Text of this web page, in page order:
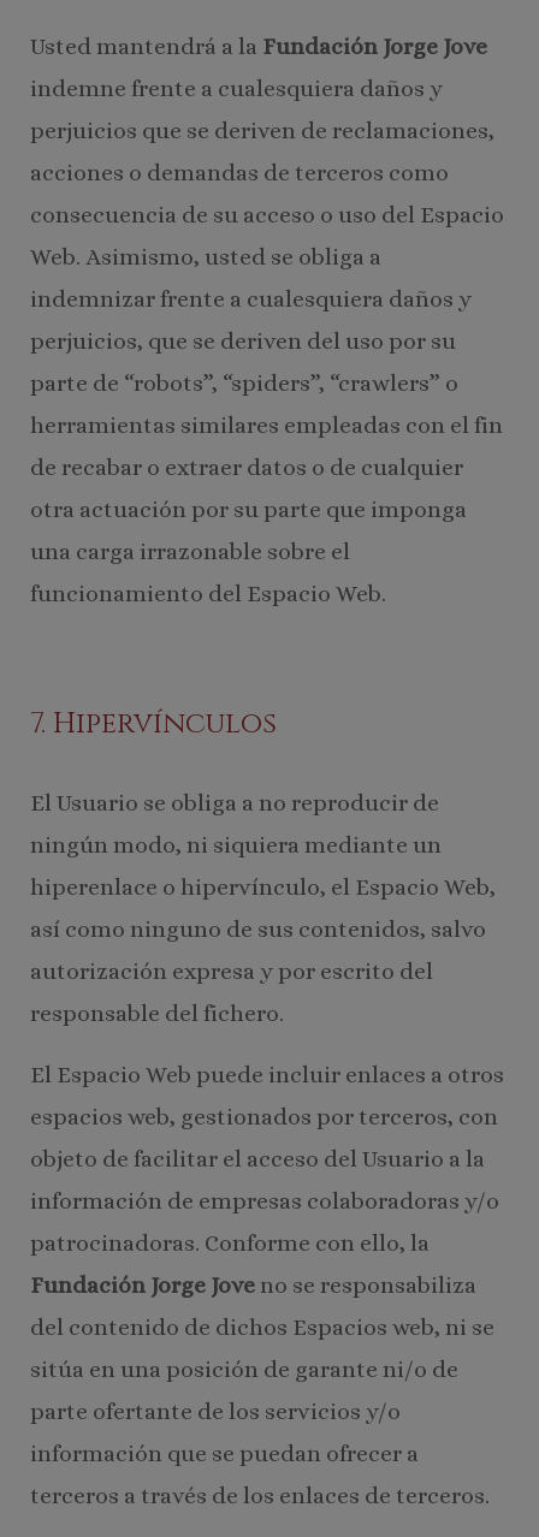
Usted mantendrá a la Fundación Jorge Jove
indemne frente a cualesquiera daños y
perjuicios que se deriven de reclamaciones,
acciones o demandas de terceros como
consecuencia de su acceso o uso del Espacio
Web. Asimismo, usted se obliga a
indemnizar frente a cualesquiera daños y
perjuicios, que se deriven del uso por su
parte de “robots”, “spiders”, “crawlers” o
herramientas similares empleadas con el fin
de recabar o extraer datos o de cualquier
otra actuación por su parte que imponga
una carga irrazonable sobre el
funcionamiento del Espacio Web.
7. Hipervínculos
El Usuario se obliga a no reproducir de
ningún modo, ni siquiera mediante un
hiperenlace o hipervínculo, el Espacio Web,
así como ninguno de sus contenidos, salvo
autorización expresa y por escrito del
responsable del fichero.
El Espacio Web puede incluir enlaces a otros
espacios web, gestionados por terceros, con
objeto de facilitar el acceso del Usuario a la
información de empresas colaboradoras y/o
patrocinadoras. Conforme con ello, la
Fundación Jorge Jove no se responsabiliza
del contenido de dichos Espacios web, ni se
sitúa en una posición de garante ni/o de
parte ofertante de los servicios y/o
información que se puedan ofrecer a
terceros a través de los enlaces de terceros.